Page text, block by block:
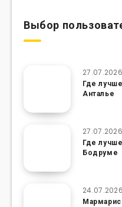
Выбор
27.07.2026
Где
Анталье
27.07.2026
Где
Бодруме
24.07.2026